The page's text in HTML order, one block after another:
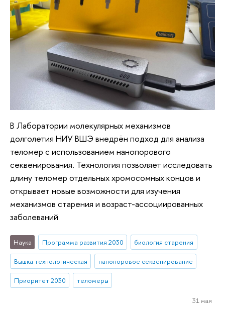
В Лаборатории молекулярных механизмов
долголетия НИУ ВШЭ внедрён подход для анализа
теломер с использованием нанопорового
секвенирования. Технология позволяет исследовать
длину теломер отдельных хромосомных концов и
открывает новые возможности для изучения
механизмов старения и возраст-ассоциированных
заболеваний
Наука Программа развития 2030 биология старения
Вышка технологическая нанопоровое секвенирование
Приоритет 2030 теломеры
31 мая